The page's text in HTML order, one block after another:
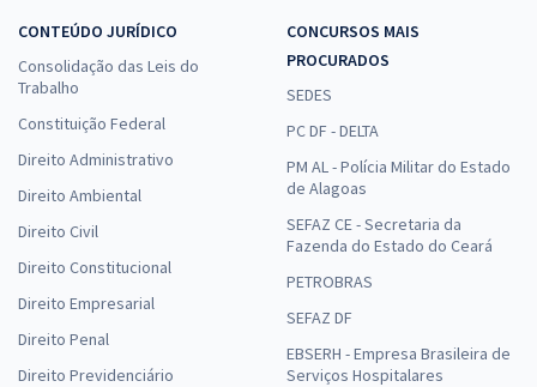
CONTEÚDO JURÍDICO
Consolidação das Leis do
Trabalho
Constituição Federal
Direito Administrativo
Direito Ambiental
Direito Civil
Direito Constitucional
Direito Empresarial
Direito Penal
Direito Previdenciário
CONCURSOS MAIS
PROCURADOS
SEDES
PC DF - DELTA
PM AL - Polícia Militar do Estado
de Alagoas
SEFAZ CE - Secretaria da
Fazenda do Estado do Ceará
PETROBRAS
SEFAZ DF
EBSERH - Empresa Brasileira de
Serviços Hospitalares